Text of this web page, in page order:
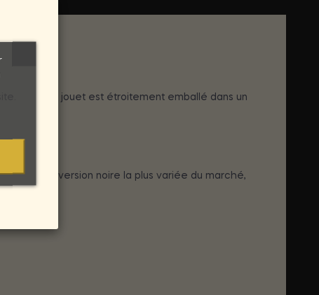
Chaque jouet est étroitement emballé dans un
dans la version noire la plus variée du marché,